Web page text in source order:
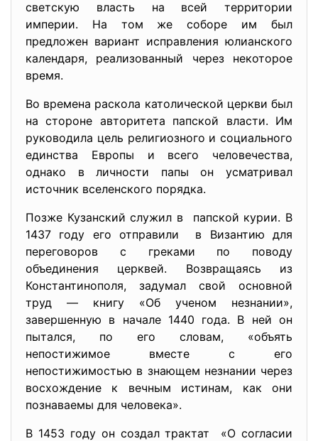
светскую власть на всей территории
империи. На том же соборе им был
предложен вариант исправления юлианского
календаря, реализованный через некоторое
время.
Во времена раскола католической церкви был
на стороне авторитета папской власти. Им
руководила цель религиозного и социального
единства Европы и всего человечества,
однако в личности папы он усматривал
источник вселенского порядка.
Позже Кузанский служил в папской курии. В
1437 году его отправили в Византию для
переговоров с греками по поводу
объединения церквей. Возвращаясь из
Константинополя, задумал свой основной
труд — книгу «Об ученом незнании»,
завершенную в начале 1440 года. В ней он
пытался, по его словам, «объять
непостижимое вместе с его
непостижимостью в знающем незнании через
восхождение к вечным истинам, как они
познаваемы для человека».
В 1453 году он создал трактат «О согласии